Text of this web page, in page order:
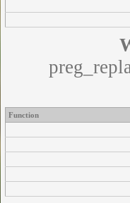
Function